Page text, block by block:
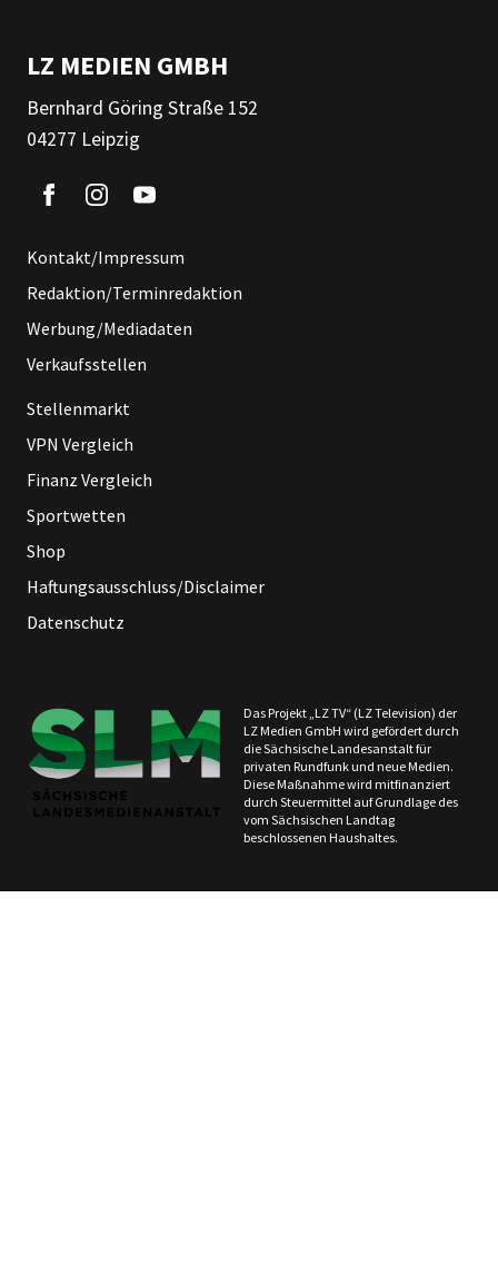
LZ MEDIEN GMBH
Bernhard Göring Straße 152
04277 Leipzig
Kontakt/Impressum
Redaktion/Terminredaktion
Werbung/Mediadaten
Verkaufsstellen
Stellenmarkt
VPN Vergleich
Finanz Vergleich
Sportwetten
Shop
Haftungsausschluss/Disclaimer
Datenschutz
Das Projekt „LZ TV“ (LZ Television) der
LZ Medien GmbH wird gefördert durch
die Sächsische Landesanstalt für
privaten Rundfunk und neue Medien.
Diese Maßnahme wird mitfinanziert
durch Steuermittel auf Grundlage des
vom Sächsischen Landtag
beschlossenen Haushaltes.